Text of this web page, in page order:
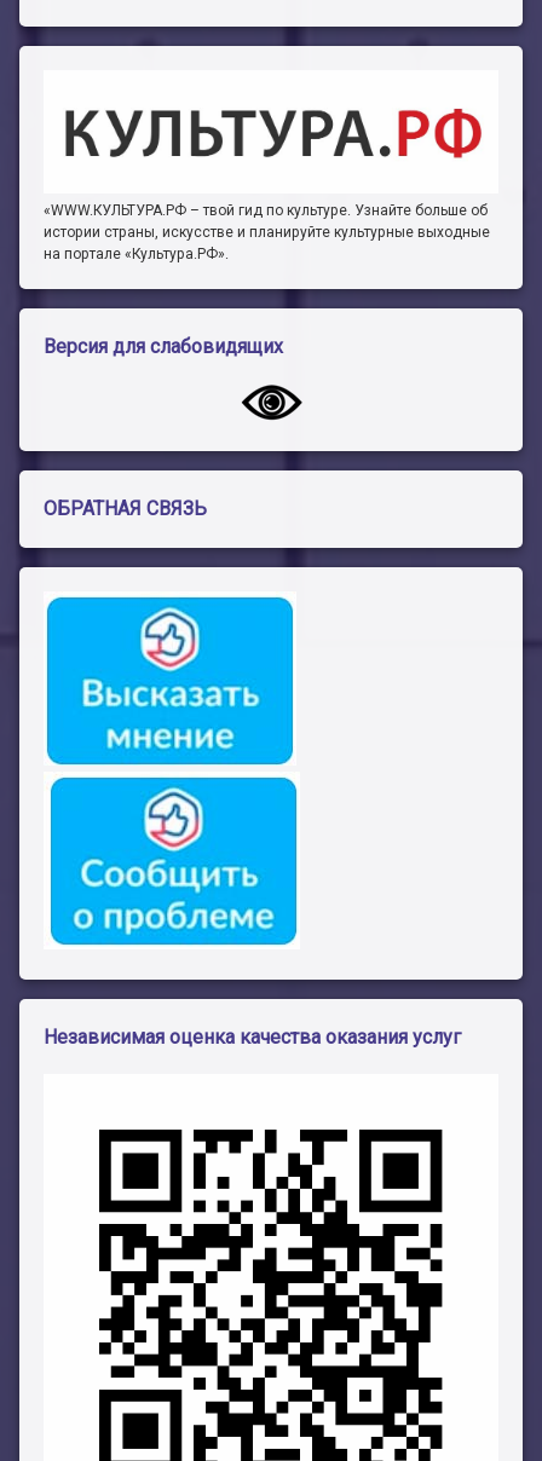
«WWW.КУЛЬТУРА.РФ – твой гид по культуре. Узнайте больше об
истории страны, искусстве и планируйте культурные выходные
на портале «Культура.РФ».
Версия для слабовидящих
ОБРАТНАЯ СВЯЗЬ
Независимая оценка качества оказания услуг